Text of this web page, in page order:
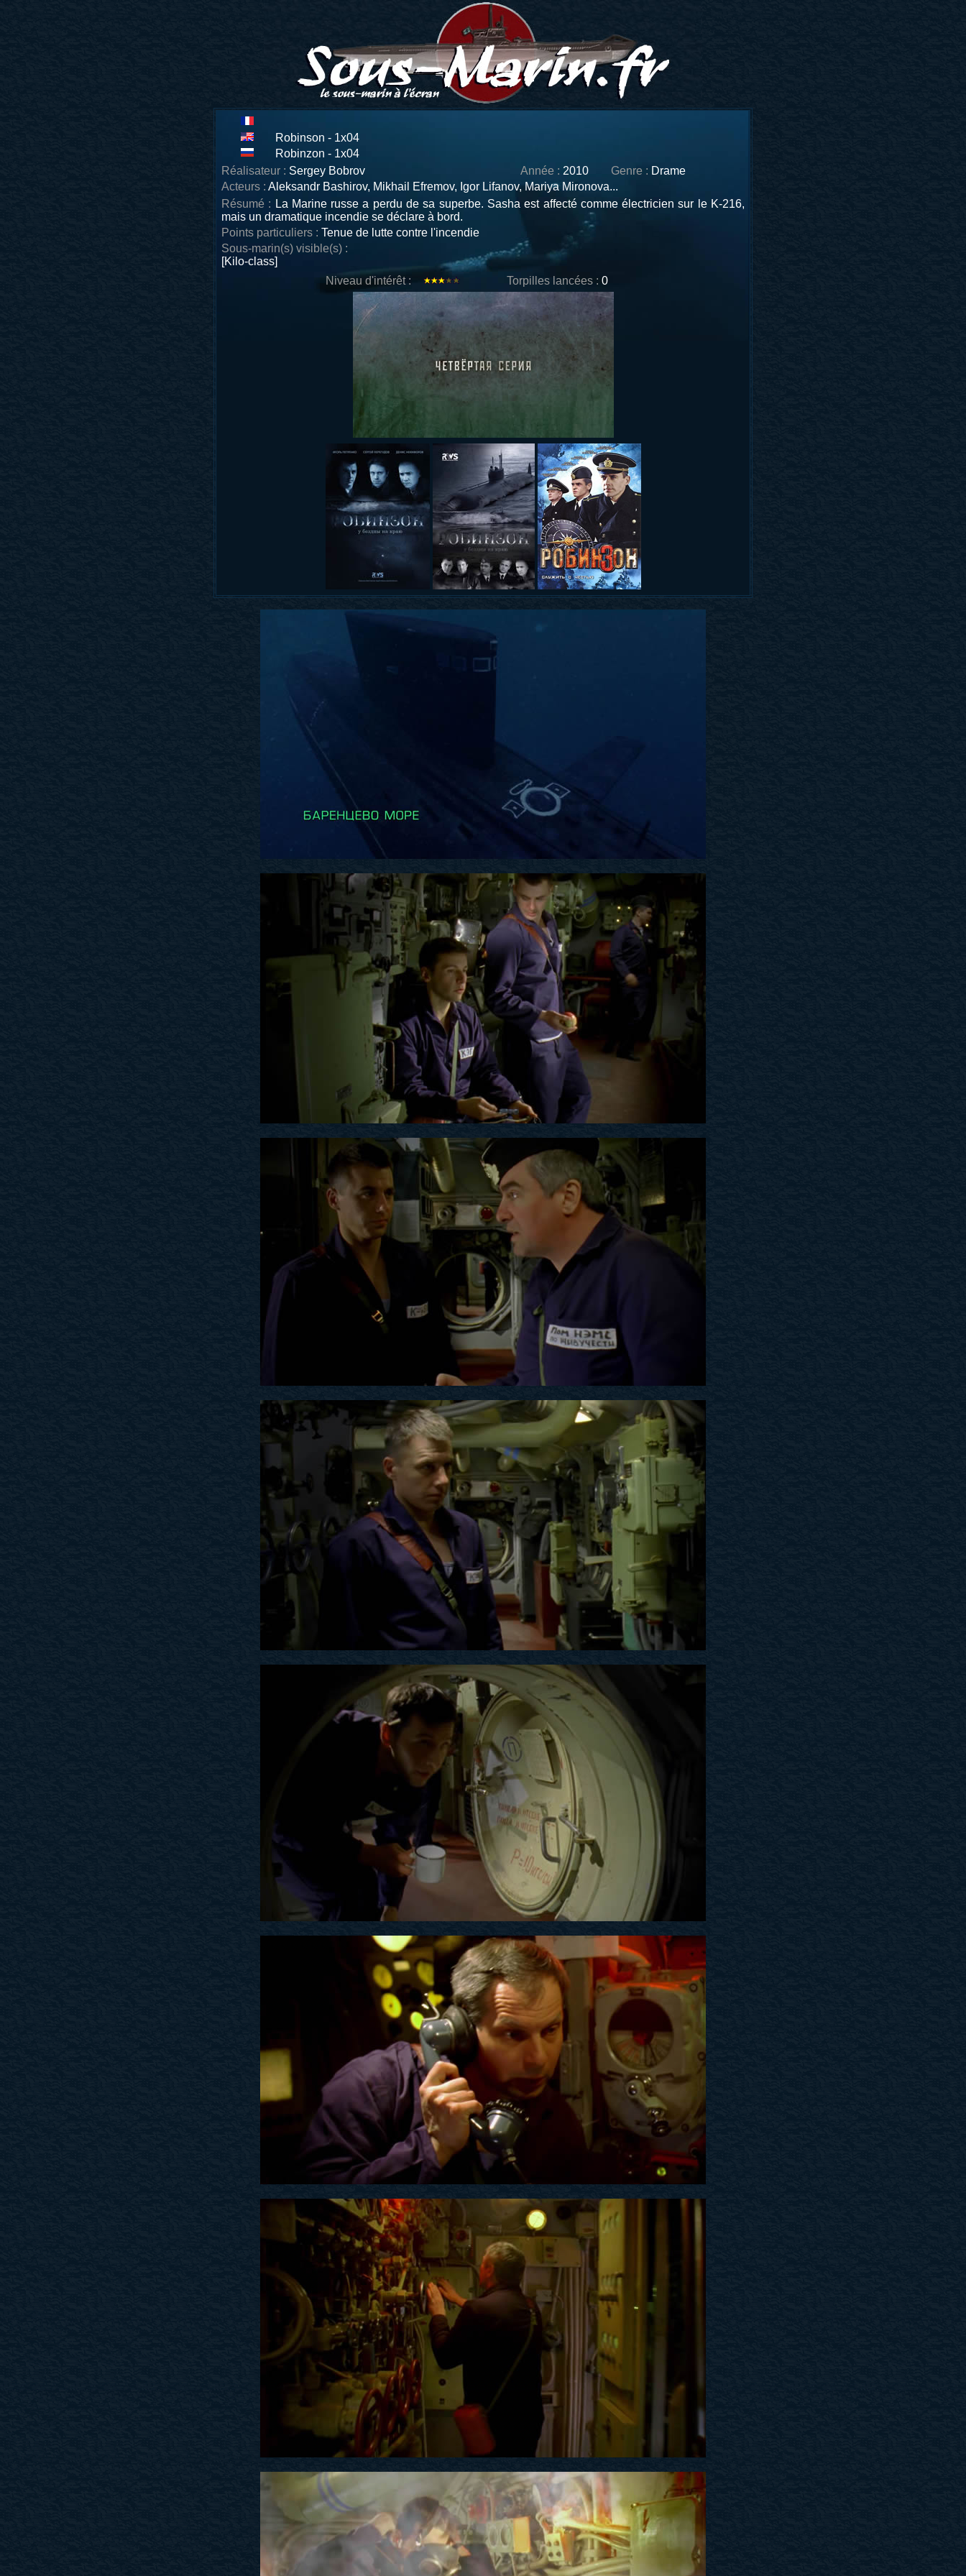
Robinson - 1x04
Robinzon - 1x04
Réalisateur : Sergey Bobrov Année : 2010 Genre : Drame
Acteurs : Aleksandr Bashirov, Mikhail Efremov, Igor Lifanov, Mariya Mironova...
Résumé : La Marine russe a perdu de sa superbe. Sasha est affecté comme électricien sur le K-216,
mais un dramatique incendie se déclare à bord.
Points particuliers : Tenue de lutte contre l'incendie
Sous-marin(s) visible(s) :
[Kilo-class]
Niveau d'intérêt :
Torpilles lancées : 0